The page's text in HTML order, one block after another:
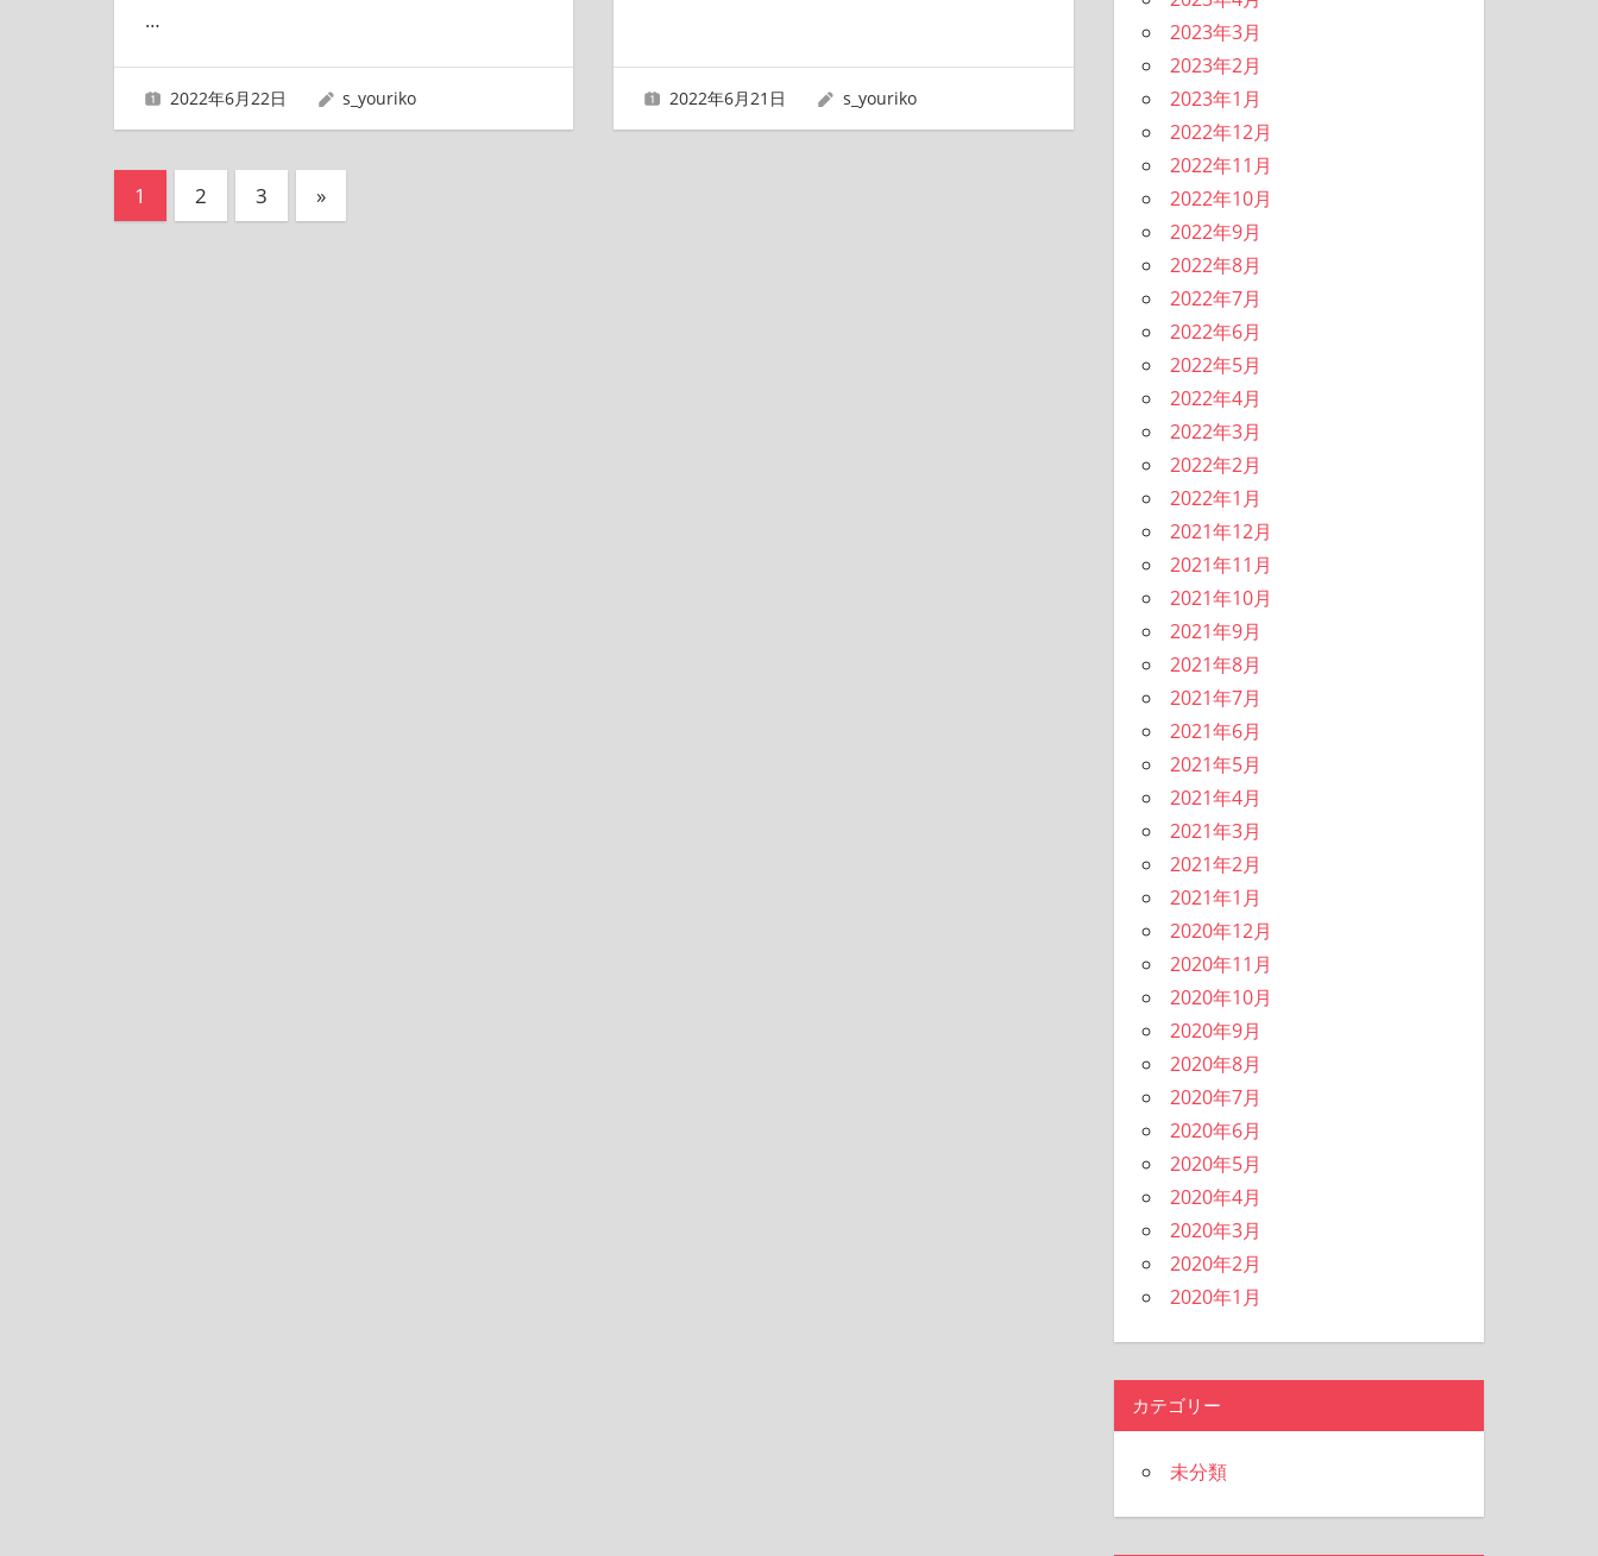
…
2022年6月22日 s_youriko 2022年6月21日 s_youriko
投
稿
1 2 3
次
の
»
2023年3月
2023年2月
2023年1月
2022年12月
2022年11月
2022年10月
2022年9月
2022年8月
2022年7月
2022年6月
2022年5月
2022年4月
2022年3月
2022年2月
2022年1月
2021年12月
2021年11月
2021年10月
2021年9月
2021年8月
2021年7月
2021年6月
2021年5月
2021年4月
2021年3月
2021年2月
2021年1月
2020年12月
2020年11月
2020年10月
2020年9月
2020年8月
2020年7月
2020年6月
2020年5月
2020年4月
2020年3月
2020年2月
2020年1月
カテゴリー
未分類